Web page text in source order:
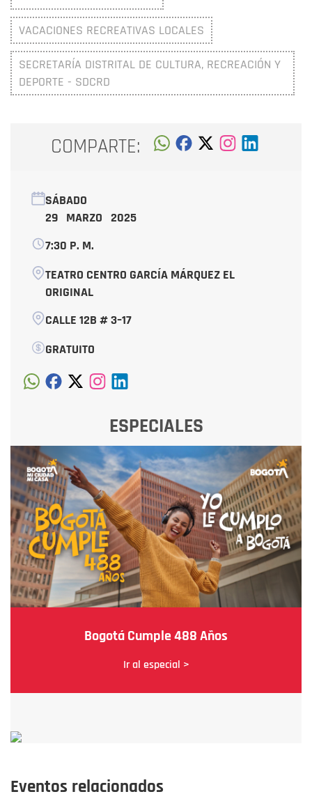
VACACIONES RECREATIVAS LOCALES
SECRETARÍA DISTRITAL DE CULTURA, RECREACIÓN Y
DEPORTE - SDCRD
COMPARTE:
SÁBADO
29 MARZO 2025
7:30 P. M.
TEATRO CENTRO GARCÍA MÁRQUEZ EL
ORIGINAL
CALLE 12B # 3–17
GRATUITO
ESPECIALES
Bogotá Cumple 488 Años
Ir al especial >
Eventos relacionados